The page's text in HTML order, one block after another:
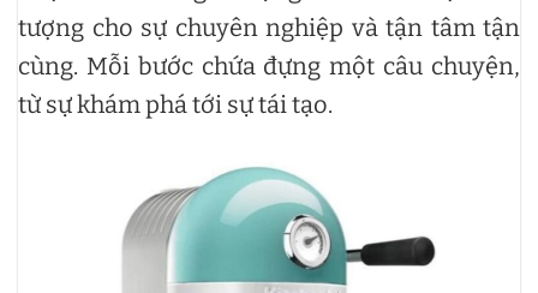
tượng cho sự chuyên nghiệp và tận tâm tận
cùng. Mỗi bước chứa đựng một câu chuyện,
từ sự khám phá tới sự tái tạo.